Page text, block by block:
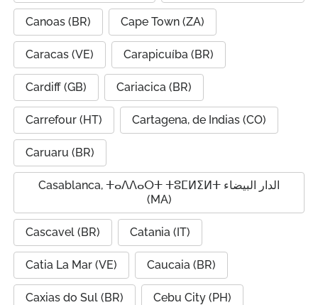
Canoas (BR) Cape Town (ZA)
Caracas (VE) Carapicuíba (BR)
Cardiff (GB) Cariacica (BR)
Carrefour (HT) Cartagena, de Indias (CO)
Caruaru (BR)
Casablanca, ⵜⴰⴷⴷⴰⵔⵜ ⵜⵓⵎⵍⵉⵍⵜ الدار البيضاء
(MA)
Cascavel (BR) Catania (IT)
Catia La Mar (VE) Caucaia (BR)
Caxias do Sul (BR) Cebu City (PH)